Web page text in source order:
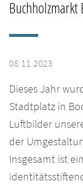
Buchholzmarkt
08.11.2023
Dieses Jahr
Stadtplatz in
Luftbilder
der
Insgesamt ist